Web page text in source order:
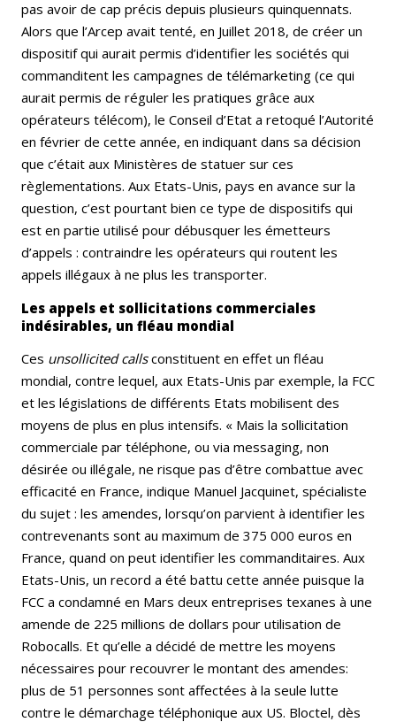
pas avoir de cap précis depuis plusieurs quinquennats.
Alors que l’Arcep avait tenté, en Juillet 2018, de créer un
dispositif qui aurait permis d’identifier les sociétés qui
commanditent les campagnes de télémarketing (ce qui
aurait permis de réguler les pratiques grâce aux
opérateurs télécom), le Conseil d’Etat a retoqué l’Autorité
en février de cette année, en indiquant dans sa décision
que c’était aux Ministères de statuer sur ces
règlementations. Aux Etats-Unis, pays en avance sur la
question, c’est pourtant bien ce type de dispositifs qui
est en partie utilisé pour débusquer les émetteurs
d’appels : contraindre les opérateurs qui routent les
appels illégaux à ne plus les transporter.
Les appels et sollicitations commerciales
indésirables, un fléau mondial
Ces unsollicited callsconstituent en effet un fléau
mondial, contre lequel, aux Etats-Unis par exemple, la FCC
et les législations de différents Etats mobilisent des
moyens de plus en plus intensifs. « Mais la sollicitation
commerciale par téléphone, ou via messaging, non
désirée ou illégale, ne risque pas d’être combattue avec
efficacité en France, indique Manuel Jacquinet, spécialiste
du sujet : les amendes, lorsqu’on parvient à identifier les
contrevenants sont au maximum de 375 000 euros en
France, quand on peut identifier les commanditaires. Aux
Etats-Unis, un record a été battu cette année puisque la
FCC a condamné en Mars deux entreprises texanes à une
amende de 225 millions de dollars pour utilisation de
Robocalls. Et qu’elle a décidé de mettre les moyens
nécessaires pour recouvrer le montant des amendes:
plus de 51 personnes sont affectées à la seule lutte
contre le démarchage téléphonique aux US. Bloctel, dès